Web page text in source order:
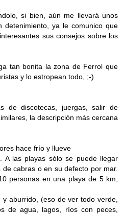
si bien, aún me llevará unos
detenimiento, ya le comunico que
sus consejos sobre los
tan bonita la zona de Ferrol que
y lo estropean todo, ;-)
de discotecas, juergas, salir de
la descripción más cercana
hace frío y llueve
A las playas sólo se puede llegar
cabras o en su defecto por mar.
personas en una playa de 5 km,
y aburrido, (eso de ver todo verde,
de agua, lagos, ríos con peces,